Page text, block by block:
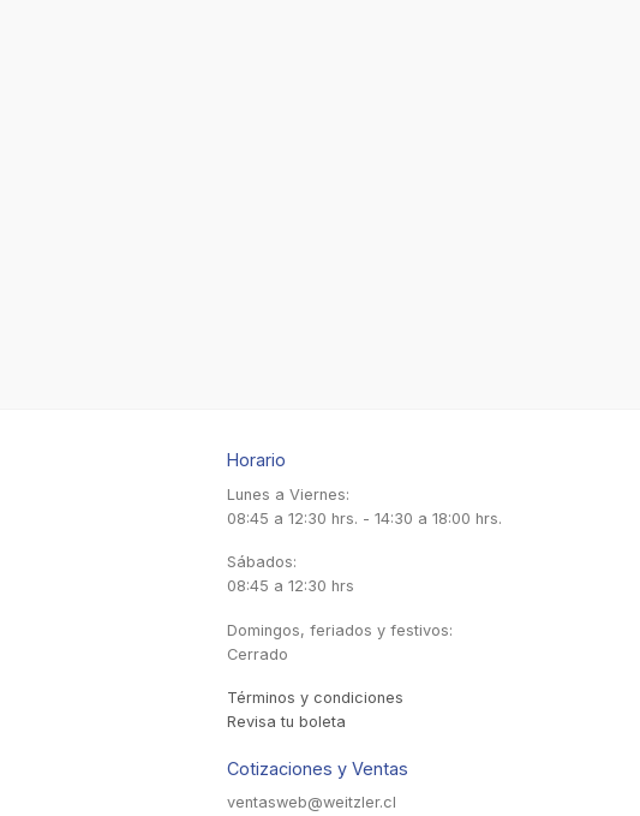
Horario
Lunes a Viernes:
08:45 a 12:30 hrs. - 14:30 a 18:00 hrs.
Sábados:
08:45 a 12:30 hrs
Domingos, feriados y festivos:
Cerrado
Términos y condiciones
Revisa tu boleta
Cotizaciones y Ventas
ventasweb@weitzler.cl